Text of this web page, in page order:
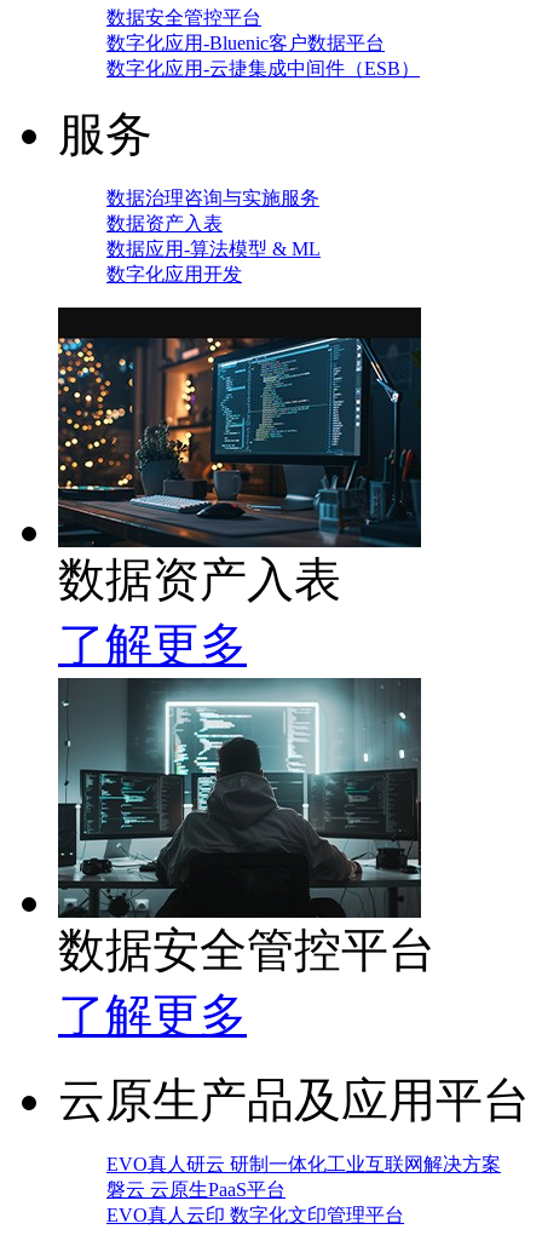
数据安全管控平台
数字化应用-Bluenic客户数据平台
数字化应用-云捷集成中间件（ESB）
服务
数据治理咨询与实施服务
数据资产入表
数据应用-算法模型 & ML
数字化应用开发
数据资产入表
了解更多
数据安全管控平台
了解更多
云原生产品及应用平台
EVO真人研云 研制一体化工业互联网解决方案
磐云 云原生PaaS平台
EVO真人云印 数字化文印管理平台